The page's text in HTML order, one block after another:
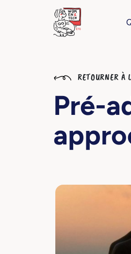
RETOURNER À
Pré-